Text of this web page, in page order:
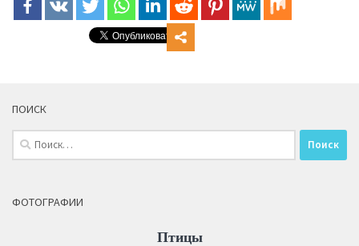
ПОИСК
Найти:
ФОТОГРАФИИ
Птицы